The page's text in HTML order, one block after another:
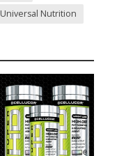
Universal Nutrition